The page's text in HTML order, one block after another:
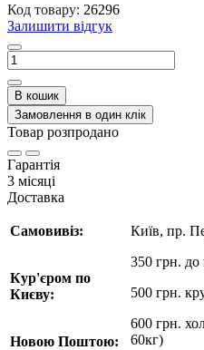
Код товару: 26296
Залишити відгук
В кошик
Замовлення в один клік
Товар розпродано
Гарантія
3 місяці
Доставка
Самовивіз:
Кур'єром по
Києву:
Новою Поштою:
Київ, пр.
350 грн. до
500 грн.
600 грн.
60кг)